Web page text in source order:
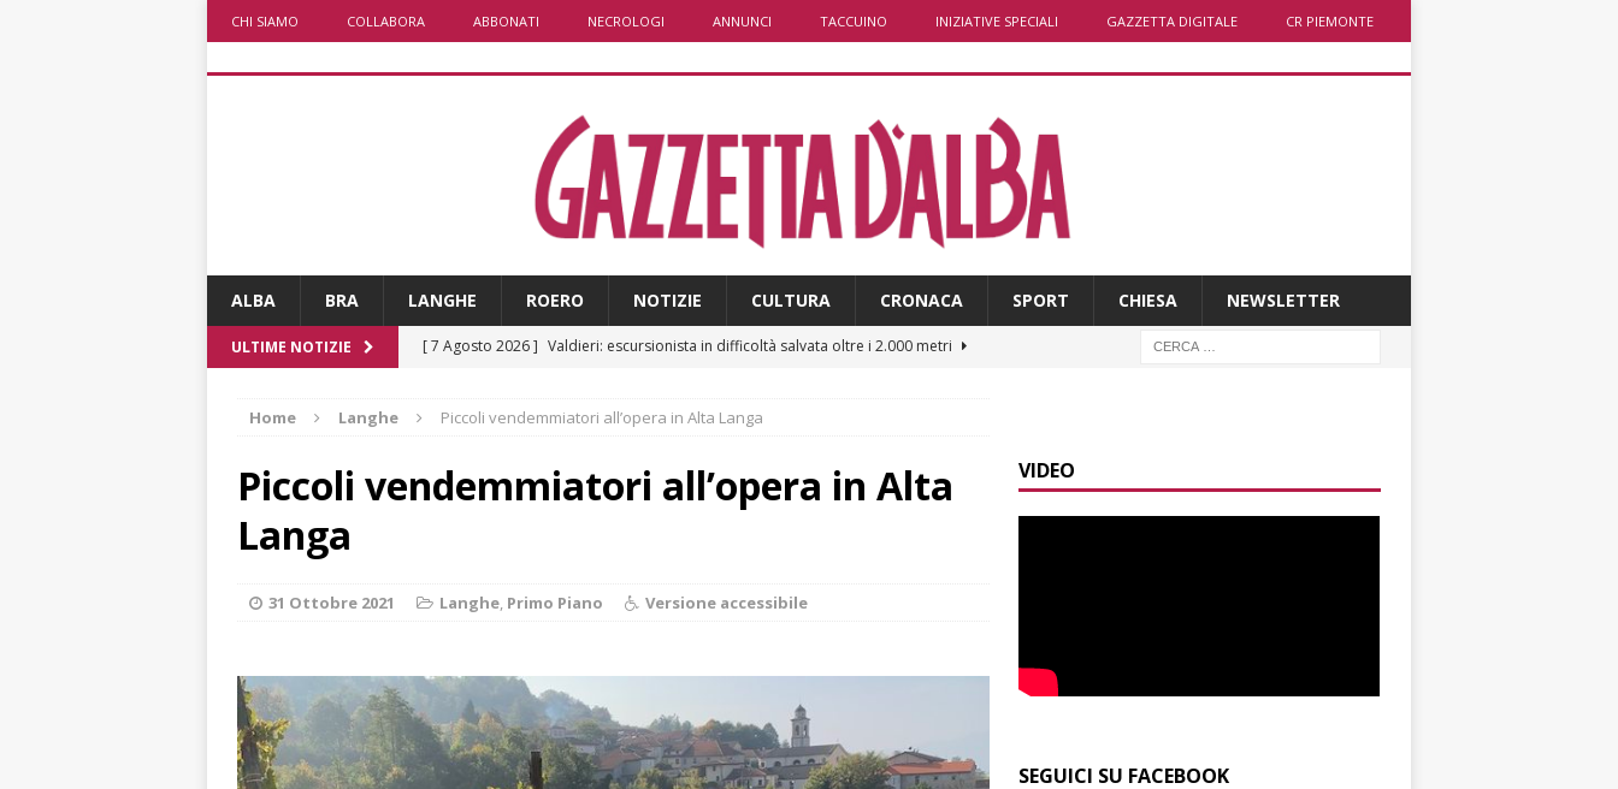
CHI SIAMO COLLABORA ABBONATI NECROLOGI ANNUNCI TACCUINO INIZIATIVE SPECIALI GAZZETTA DIGITALE CR PIEMONTE
ALBA BRA LANGHE ROERO NOTIZIE CULTURA CRONACA SPORT CHIESA NEWSLETTER
ULTIME NOTIZIE [ 7 Agosto 2026 ] Valdieri: escursionista in difficoltà salvata oltre i 2.000 metri
[ 7 Agosto 2026 ] Caso Galeasso in Comune ad Alba, per la Lega le dimissioni
non cancellano il problema politico
ALBA
ITINERARI / La ciclabile del Ponente ligure sui vecchi binari
Maltempo a Monticello d’Alba: crolla un palo dell’illuminazione
[ 7 Agosto 2026 ] Abitare il piemontese / La parola della settimana è Bifa
CULTURA
[ 7 Agosto 2026 ] Alba: lunedì 10 agosto tornano le “Notti del vino”
ALBA
Home Langhe Piccoli vendemmiatori all’opera in Alta Langa
Piccoli vendemmiatori all’opera in Alta
Langa
31 Ottobre 2021 Langhe, Primo Piano Versione accessibile
VIDEO
SEGUICI SU FACEBOOK